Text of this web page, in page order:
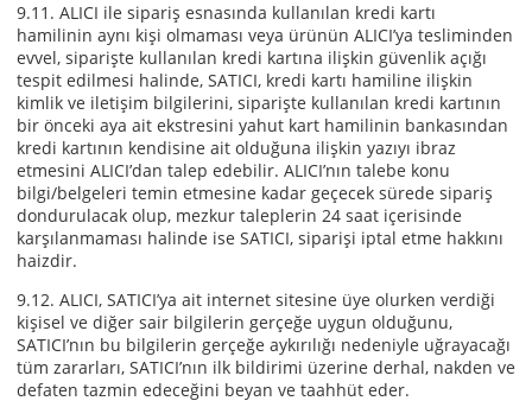
9.11. ALICI ile sipariş esnasında kullanılan kredi kartı
hamilinin aynı kişi olmaması veya ürünün ALICI’ya tesliminden
evvel, siparişte kullanılan kredi kartına ilişkin güvenlik açığı
tespit edilmesi halinde, SATICI, kredi kartı hamiline ilişkin
kimlik ve iletişim bilgilerini, siparişte kullanılan kredi kartının
bir önceki aya ait ekstresini yahut kart hamilinin bankasından
kredi kartının kendisine ait olduğuna ilişkin yazıyı ibraz
etmesini ALICI’dan talep edebilir. ALICI’nın talebe konu
bilgi/belgeleri temin etmesine kadar geçecek sürede sipariş
dondurulacak olup, mezkur taleplerin 24 saat içerisinde
karşılanmaması halinde ise SATICI, siparişi iptal etme hakkını
haizdir.
9.12. ALICI, SATICI’ya ait internet sitesine üye olurken verdiği
kişisel ve diğer sair bilgilerin gerçeğe uygun olduğunu,
SATICI’nın bu bilgilerin gerçeğe aykırılığı nedeniyle uğrayacağı
tüm zararları, SATICI’nın ilk bildirimi üzerine derhal, nakden ve
defaten tazmin edeceğini beyan ve taahhüt eder.